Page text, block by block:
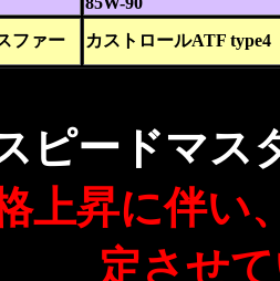
ファー
カストロールATF type4
ピードマス
上昇に伴い
定させ